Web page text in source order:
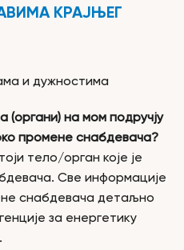
КРАЈЊЕГ
и дужностима
(органи) на мом подручју
промене снабдевача?
тело/орган које је
Све информације
снабдевача детаљно
за енергетику
.